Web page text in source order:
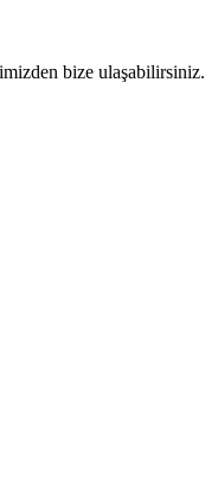
bize ulaşabilirsiniz.